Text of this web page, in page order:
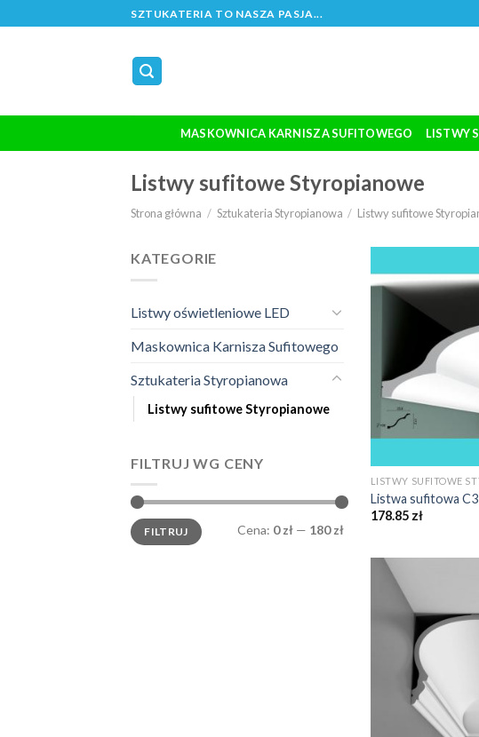
to
SZTUKATERIA TO NASZA PASJA...
MASKOWNICA KARNISZA SUFITOWEGO LISTWY
Listwy sufitowe Styropianowe
Strona główna / Sztukateria Styropianowa / Listwy sufitowe
KATEGORIE
Listwy oświetleniowe LED
Maskownica Karnisza Sufitowego
Sztukateria Styropianowa
Listwy sufitowe Styropianowe
FILTRUJ WG CENY
Cena
min.
Cena
maks.FILTRUJ Cena: 0 zł — 180 zł
LISTWY SUFITOWE
Listwa sufitowa
178.85 zł